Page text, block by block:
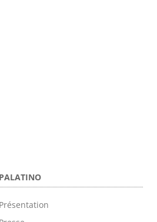
PALATINO
Présentation